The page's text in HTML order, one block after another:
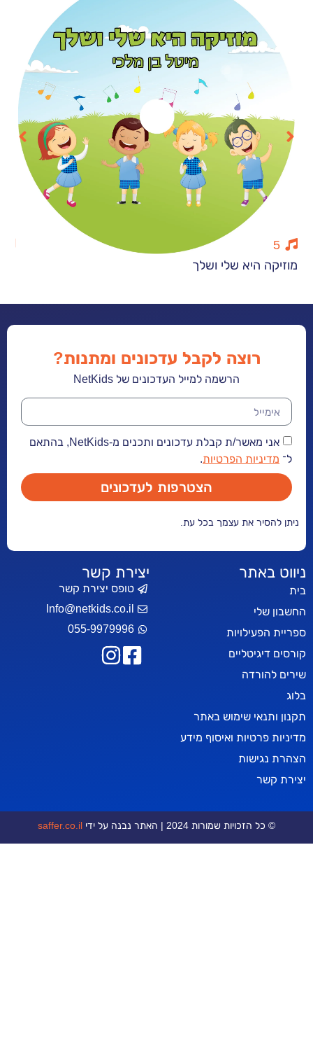
היא שלי ושלך
שימוש באתר
ואיסוף מידע
רוצה לקבל עדכונים ומתנות?
הרשמה למייל העדכונים של NetKids
אני מאשר/ת קבלת עדכונים ותכנים מ-NetKids, בהתאם
הפרטיות.
הצטרפות לעדכונים
את עצמך בכל עת.
יצירת קשר
טופס יצירת קשר
Info@netkids.co.il
055-9979996
שמורות 2024 | האתר נבנה על ידי saffer.co.il